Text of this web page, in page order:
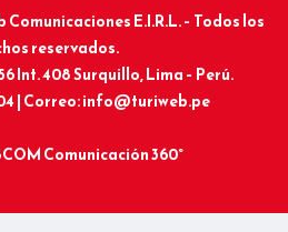
E.I.R.L. – Todos los
reservados.
Int. 408 Surquillo, Lima – Perú.
| Correo: info@turiweb.pe
Comunicación 360°